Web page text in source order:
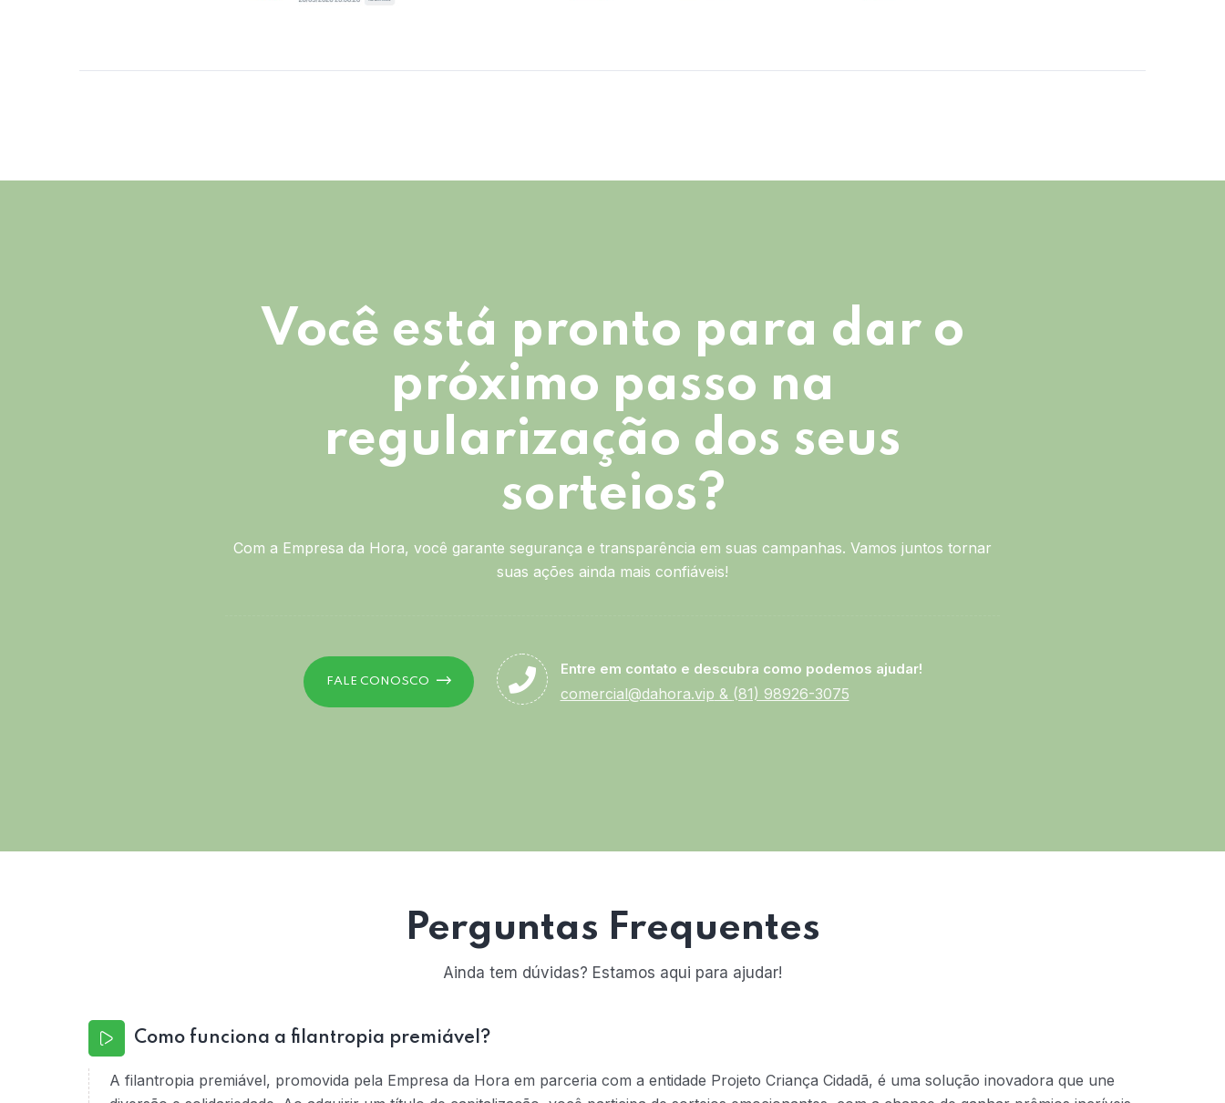
Você está pronto para dar o
próximo passo na
regularização dos seus
sorteios?
Com a Empresa da Hora, você garante segurança e transparência em suas campanhas. Vamos juntos tornar
suas ações ainda mais confiáveis!
FALE CONOSCO
Entre em contato e descubra como podemos ajudar!
comercial@dahora.vip & (81) 98926-3075
Perguntas Frequentes
Ainda tem dúvidas? Estamos aqui para ajudar!
Como funciona a filantropia premiável?
A filantropia premiável, promovida pela Empresa da Hora em parceria com a entidade Projeto Criança Cidadã, é uma solução inovadora que une